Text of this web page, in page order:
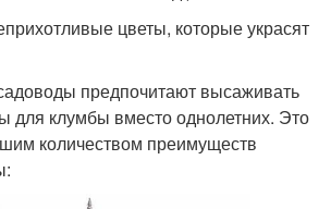
цветы, которые украсят
предпочитают высаживать
для клумбы вместо однолетних. Это
количеством преимуществ